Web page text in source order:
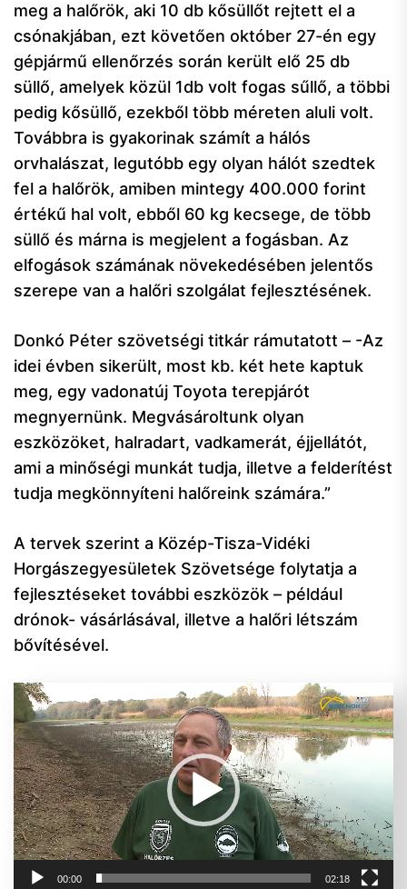
meg a halőrök, aki 10 db kősüllőt rejtett el a
csónakjában, ezt követően október 27-én egy
gépjármű ellenőrzés során került elő 25 db
süllő, amelyek közül 1db volt fogas sűllő, a többi
pedig kősüllő, ezekből több méreten aluli volt.
Továbbra is gyakorinak számít a hálós
orvhalászat, legutóbb egy olyan hálót szedtek
fel a halőrök, amiben mintegy 400.000 forint
értékű hal volt, ebből 60 kg kecsege, de több
süllő és márna is megjelent a fogásban. Az
elfogások számának növekedésében jelentős
szerepe van a halőri szolgálat fejlesztésének.
Donkó Péter szövetségi titkár rámutatott – -Az
idei évben sikerült, most kb. két hete kaptuk
meg, egy vadonatúj Toyota terepjárót
megnyernünk. Megvásároltunk olyan
eszközöket, halradart, vadkamerát, éjjellátót,
ami a minőségi munkát tudja, illetve a felderítést
tudja megkönnyíteni halőreink számára.”
A tervek szerint a Közép-Tisza-Vidéki
Horgászegyesületek Szövetsége folytatja a
fejlesztéseket további eszközök – például
drónok- vásárlásával, illetve a halőri létszám
bővítésével.
Videólejátszó
00:00 02:18